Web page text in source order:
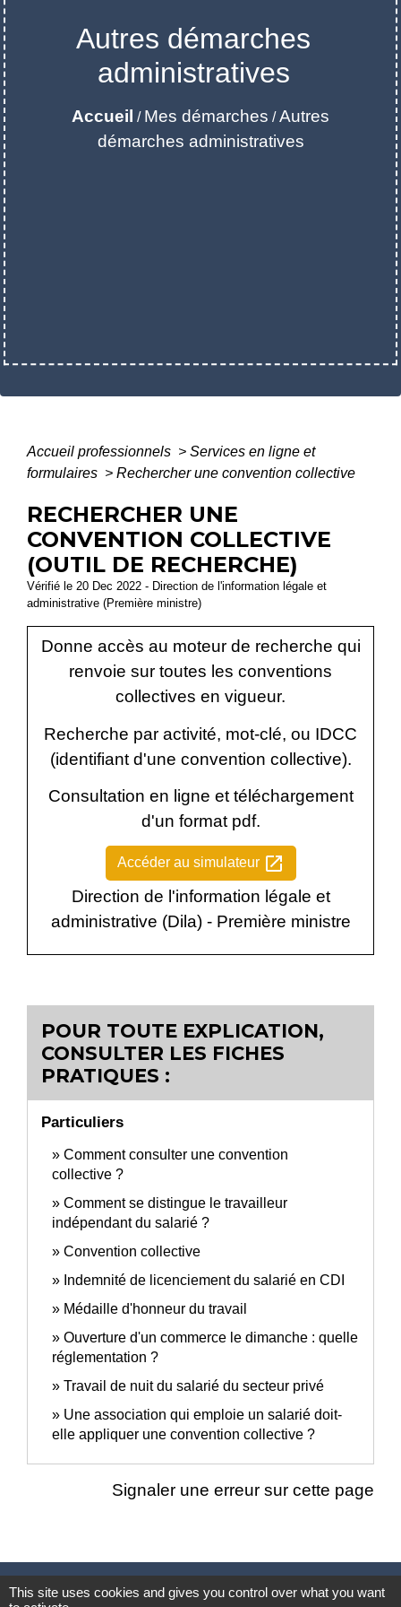
Autres démarches
administratives
Accueil / Mes démarches /Autres
démarches administratives
Accueil professionnels > Services en ligne et
formulaires > Rechercher une convention collective
RECHERCHER UNE
CONVENTION COLLECTIVE
(OUTIL DE RECHERCHE)
Vérifié le 20 Dec 2022 - Direction de l'information légale et
administrative (Première ministre)
Donne accès au moteur de recherche qui
renvoie sur toutes les conventions
collectives en vigueur.
Recherche par activité, mot-clé, ou IDCC
(identifiant d'une convention collective).
Consultation en ligne et téléchargement
d'un format pdf.
Accéder au simulateur open_in_new
Direction de l'information légale et
administrative (Dila) - Première ministre
POUR TOUTE EXPLICATION,
CONSULTER LES FICHES
PRATIQUES :
Particuliers
Comment consulter une convention
collective ?
Comment se distingue le travailleur
indépendant du salarié ?
Convention collective
Indemnité de licenciement du salarié en CDI
Médaille d'honneur du travail
Ouverture d'un commerce le dimanche : quelle
réglementation ?
Travail de nuit du salarié du secteur privé
Une association qui emploie un salarié doit-
elle appliquer une convention collective ?
Signaler une erreur sur cette page
Nous contacter
This site uses cookies and gives you control over what you want